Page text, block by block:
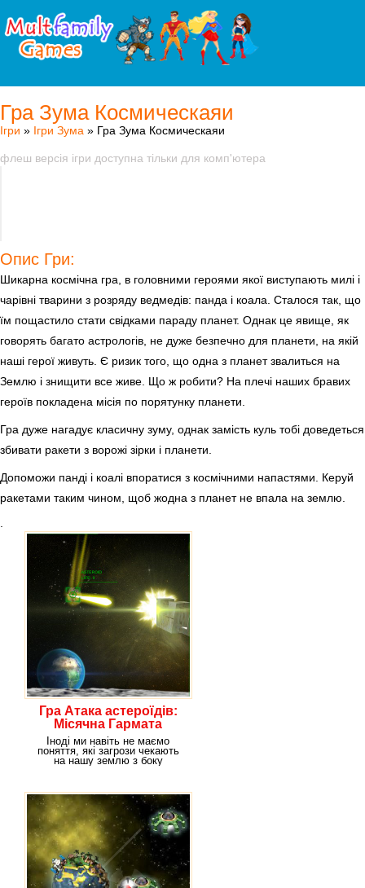
Гра Зума Космическаяи
Ігри » Ігри Зума » Гра Зума Космическаяи
флеш версія ігри доступна тільки для комп'ютера
Опис Гри:
Шикарна космічна гра, в головними героями якої виступають милі і
чарівні тварини з розряду ведмедів: панда і коала. Сталося так, що
їм пощастило стати свідками параду планет. Однак це явище, як
говорять багато астрологів, не дуже безпечно для планети, на якій
наші герої живуть. Є ризик того, що одна з планет звалиться на
Землю і знищити все живе. Що ж робити? На плечі наших бравих
героїв покладена місія по порятунку планети.
Гра дуже нагадує класичну зуму, однак замість куль тобі доведеться
збивати ракети з ворожі зірки і планети.
Допоможи панді і коалі впоратися з космічними напастями. Керуй
ракетами таким чином, щоб жодна з планет не впала на землю.
Гра Атака астероїдів:
Місячна Гармата
Іноді ми навіть не маємо
поняття, які загрози чекають
на нашу землю з боку